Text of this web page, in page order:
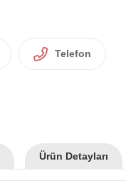
Telefon
Ürün Detayları